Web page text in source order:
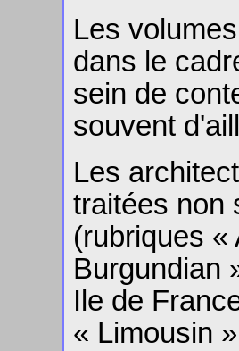
Les
dans le
sein de
souvent
Les
traitées non
(rubriques «
Burgundian
Ile de
« Limousin